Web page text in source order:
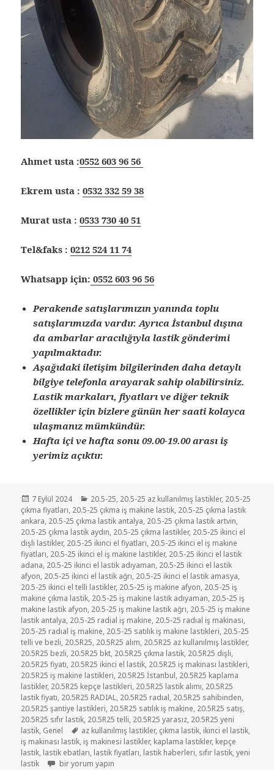
Ahmet usta :0552 603 96 56
Ekrem usta :0532 332 59 38
Murat usta :0533 730 40 51
Tel&faks :0212 524 11 74
Whatsapp için: 0552 603 96 56
Perakende satışlarımızın yanında toplu
satışlarımızda vardır. Ayrıca İstanbul dışına
da ambarlar aracılığıyla lastik gönderimi
yapılmaktadır.
Aşağıdaki iletişim bilgilerinden daha detaylı
bilgiye telefonla arayarak sahip olabilirsiniz.
Lastik markaları, fiyatları ve diğer teknik
özellikler için bizlere günün her saati kolayca
ulaşmanız mümkündür.
Hafta içi ve hafta sonu 09.00-19.00 arası iş
yerimiz açıktır.
Yayın
tarihi
7 Eylül 2024 Kategoriler
20.5-25, 20.5-25 az kullanılmış lastikler, 20.5-25
çıkma fiyatları, 20.5-25 çıkma iş makine lastik, 20.5-25 çıkma lastik
ankara, 20.5-25 çıkma lastik antalya, 20.5-25 çıkma lastik artvin,
20.5-25 çıkma lastik aydın, 20.5-25 çıkma lastikler, 20.5-25 ikinci el
dişli lastikler, 20.5-25 ikinci el fiyatları, 20.5-25 ikinci el iş makine
fiyatları, 20.5-25 ikinci el iş makine lastikler, 20.5-25 ikinci el lastik
adana, 20.5-25 ikinci el lastik adıyaman, 20.5-25 ikinci el lastik
afyon, 20.5-25 ikinci el lastik ağrı, 20.5-25 ikinci el lastik amasya,
20.5-25 ikinci el telli lastikler, 20.5-25 iş makine afyon, 20.5-25 iş
makine çıkma lastik, 20.5-25 iş makine lastik adıyaman, 20.5-25 iş
makine lastik afyon, 20.5-25 iş makine lastik ağrı, 20.5-25 iş makine
lastik antalya, 20.5-25 radial iş makine, 20.5-25 radıal iş makinası,
20.5-25 radıal iş makine, 20.5-25 satılık iş makine lastikleri, 20.5-25
telli ve bezli, 20.5R25, 20.5R25 alım, 20.5R25 az kullanılmış lastikler,
20.5R25 bezli, 20.5R25 bkt, 20.5R25 çıkma lastik, 20.5R25 dişli,
20.5R25 fiyatı, 20.5R25 ikinci el lastik, 20.5R25 iş makinası lastikleri,
20.5R25 iş makine lastikleri, 20.5R25 İstanbul, 20.5R25 kaplama
lastikler, 20.5R25 kepçe lastikleri, 20.5R25 lastik alımı, 20.5R25
lastik fiyatı, 20.5R25 RADIAL, 20.5R25 radıal, 20.5R25 sahibinden,
20.5R25 şantiye lastikleri, 20.5R25 satılık iş makine, 20.5R25 satış,
20.5R25 sıfır lastik, 20.5R25 telli, 20.5R25 yarasız, 20.5R25 yeni
lastik, Genel Etiketler
az kullanılmış lastikler, çıkma lastik, ikinci el lastik,
iş makinası lastik, iş makinesi lastikler, kaplama lastikler, kepçe
lastik, lastik ebatları, lastik fiyatları, lastik haberleri, sıfır lastik,yeni
lastik
20.5-25 YARASIZ İŞ MAKİNE LASTİKLER için
bir yorum yapın